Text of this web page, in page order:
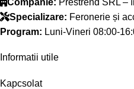
Companie: Prestrend SRL –
Specializare: Feronerie și
Program: Luni-Vineri 08:00-
Informatii utile
Kapcsolat